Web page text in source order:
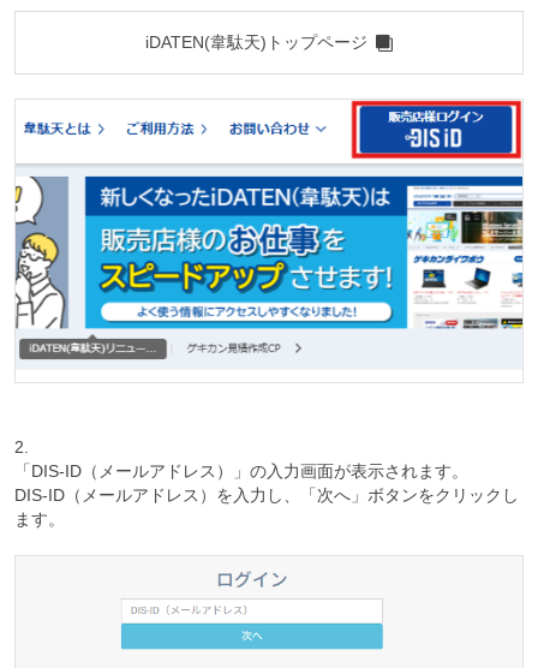
iDATEN(韋駄天)トップページ
2.
「DIS-ID（メールアドレス）」の入力画面が表示されます。
DIS-ID（メールアドレス）を入力し、「次へ」ボタンをクリックし
ます。